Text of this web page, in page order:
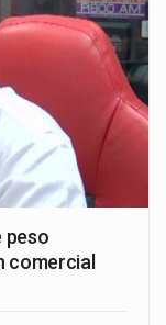
peso
comercial